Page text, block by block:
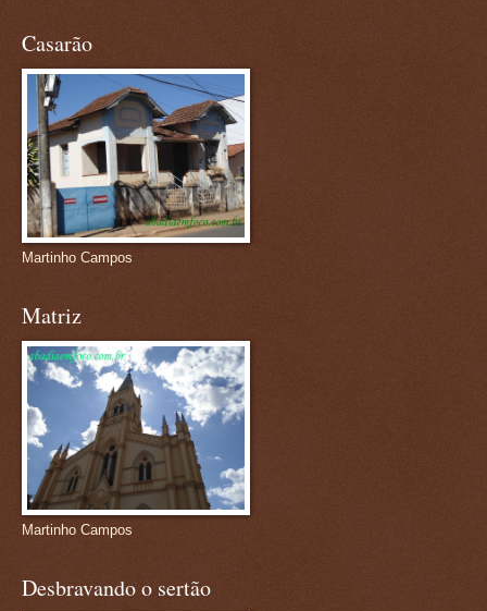
Casarão
Martinho Campos
Matriz
Martinho Campos
Desbravando o sertão